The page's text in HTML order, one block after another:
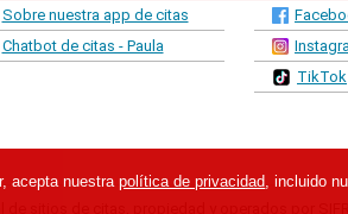
SOCIALES
Sobre nuestra app de citas
Chatbot de citas - Paula
TikTok
acepta nuestrapolítica de privacidad, incluido